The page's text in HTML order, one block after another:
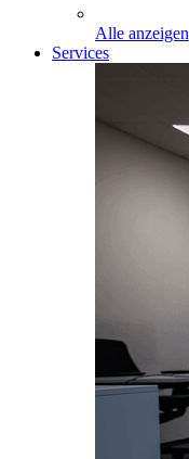
Alle anzeigen
Services